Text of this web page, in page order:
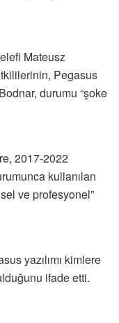
Mateusz
Pegasus
durumu “şoke
2017-2022
kullanılan
ve profesyonel”
yazılımı kimlere
ifade etti.